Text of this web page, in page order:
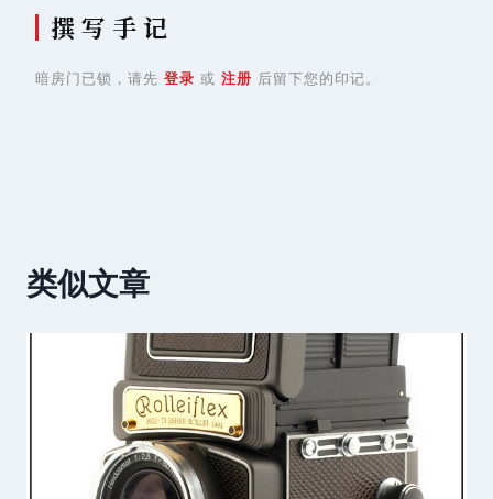
撰 写 手 记
暗房门已锁，请先 登录 或 注册 后留下您的印记。
类似文章